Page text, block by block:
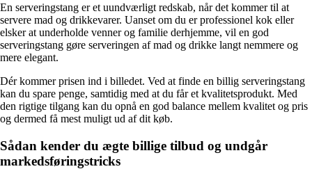
En serveringstang er et uundværligt redskab, når det kommer til at
servere mad og drikkevarer. Uanset om du er professionel kok eller
elsker at underholde venner og familie derhjemme, vil en god
serveringstang gøre serveringen af mad og drikke langt nemmere og
mere elegant.
Dér kommer prisen ind i billedet. Ved at finde en billig serveringstang
kan du spare penge, samtidig med at du får et kvalitetsprodukt. Med
den rigtige tilgang kan du opnå en god balance mellem kvalitet og pris
og dermed få mest muligt ud af dit køb.
Sådan kender du ægte billige tilbud og undgår
markedsføringstricks